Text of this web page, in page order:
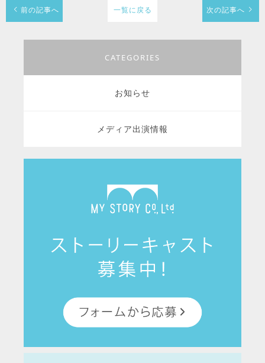
一覧に戻る
前の記事へ 次の記事へ
CATEGORIES
お知らせ
メディア出演情報